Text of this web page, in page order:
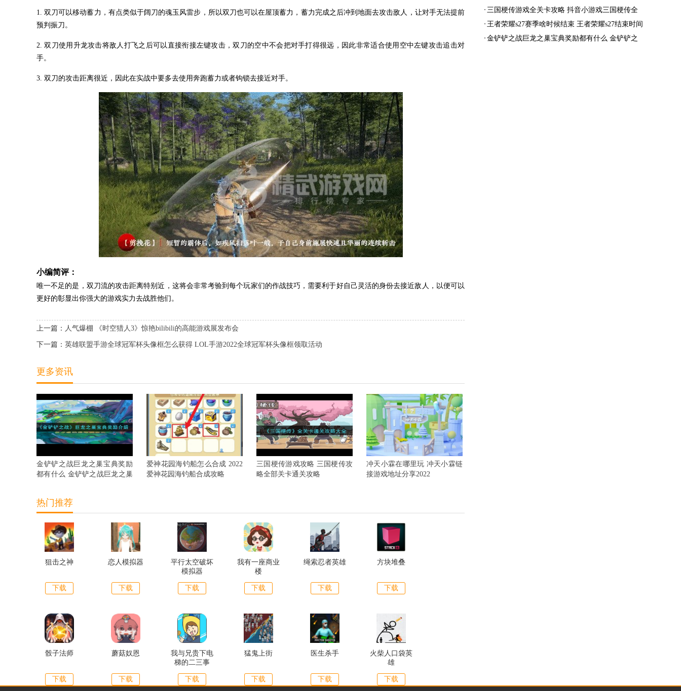
1. 双刀可以移动蓄力，有点类似于阔刀的魂玉风雷步，所以双刀也可以在屋顶蓄力，蓄力完成之后冲到地面去攻击敌人，让对手无法提前
预判振刀。
2. 双刀使用升龙攻击将敌人打飞之后可以直接衔接左键攻击，双刀的空中不会把对手打得很远，因此非常适合使用空中左键攻击追击对
手。
3. 双刀的攻击距离很近，因此在实战中要多去使用奔跑蓄力或者钩锁去接近对手。
小编简评：
唯一不足的是，双刀流的攻击距离特别近，这将会非常考验到每个玩家们的作战技巧，需要利于好自己灵活的身份去接近敌人，以便可以
更好的彰显出你强大的游戏实力去战胜他们。
上一篇： 人气爆棚 《时空猎人3》惊艳bilibili的高能游戏展发布会
下一篇： 英雄联盟手游全球冠军杯头像框怎么获得 LOL手游2022全球冠军杯头像框领取活动
更多资讯
金铲铲之战巨龙之巢宝典奖励
都有什么 金铲铲之战巨龙之巢
爱神花园海钓船怎么合成 2022
爱神花园海钓船合成攻略
三国梗传游戏攻略 三国梗传攻
略全部关卡通关攻略
冲天小霖在哪里玩 冲天小霖链
接游戏地址分享2022
热门推荐
狙击之神
下载
恋人模拟器
下载
平行太空破坏
模拟器
下载
我有一座商业
楼
下载
绳索忍者英雄
下载
方块堆叠
下载
骰子法师
下载
蘑菇奴恩
下载
我与兄贵下电
梯的二三事
下载
猛鬼上街
下载
医生杀手
下载
火柴人口袋英
雄
下载
么条件
三国梗传游戏全关卡攻略 抖音小游戏三国梗传全
结局一览
王者荣耀s27赛季啥时候结束 王者荣耀s27结束时间
金铲铲之战巨龙之巢宝典奖励都有什么 金铲铲之